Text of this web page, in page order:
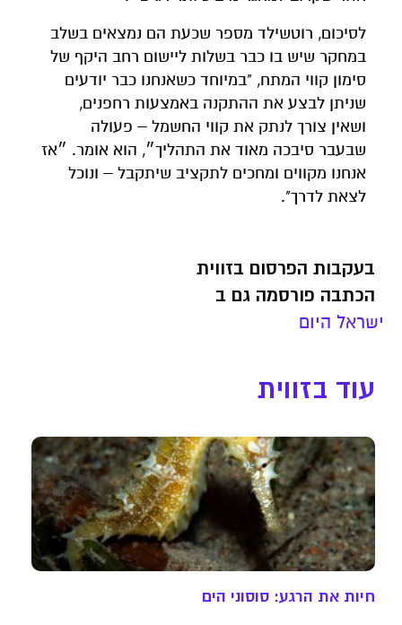
לסיכום, רוטשילד מספר שכעת הם נמצאים בשלב
במחקר שיש בו כבר בשלות ליישום רחב היקף של
סימון קווי המתח, "במיוחד כשאנחנו כבר יודעים
שניתן לבצע את ההתקנה באמצעות רחפנים,
ושאין צורך לנתק את קווי החשמל – פעולה
שבעבר סיבכה מאוד את התהליך״, הוא אומר. ״אז
אנחנו מקווים ומחכים לתקציב שיתקבל – ונוכל
לצאת לדרך".
בעקבות הפרסום בזווית
הכתבה פורסמה גם ב
ישראל היום
עוד בזווית
חיות את הרגע: סוסוני הים